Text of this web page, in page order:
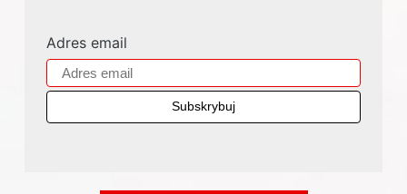
Adres email